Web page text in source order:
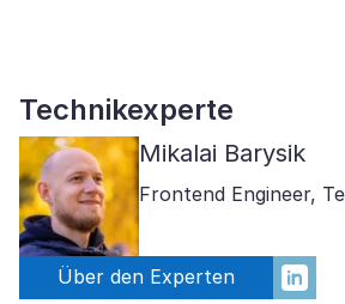
Technikexperte
Mikalai Barysik
Frontend Engineer,
Über den Experten